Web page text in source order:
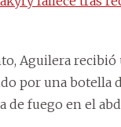
Aguilera recibió
por una botella
de fuego en el